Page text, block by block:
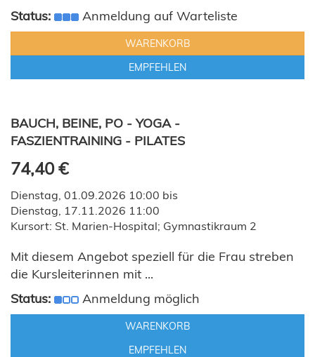
Status:
Anmeldung auf Warteliste
WARENKORB
EMPFEHLEN
BAUCH, BEINE, PO - YOGA -
FASZIENTRAINING - PILATES
74,40 €
Dienstag, 01.09.2026 10:00 bis
Dienstag, 17.11.2026 11:00
Kursort: St. Marien-Hospital; Gymnastikraum 2
Mit diesem Angebot speziell für die Frau streben
die Kursleiterinnen mit ...
Status:
Anmeldung möglich
WARENKORB
EMPFEHLEN